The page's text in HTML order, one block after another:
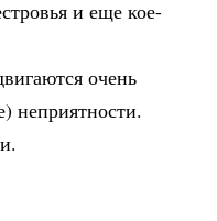
и еще кое-
очень
неприятности.